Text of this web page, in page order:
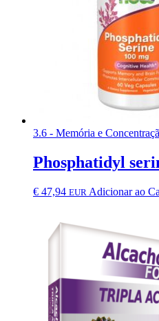
3.6 - Memória e
Phosphatidyl
€ 47,94 EUR Adicionar ao